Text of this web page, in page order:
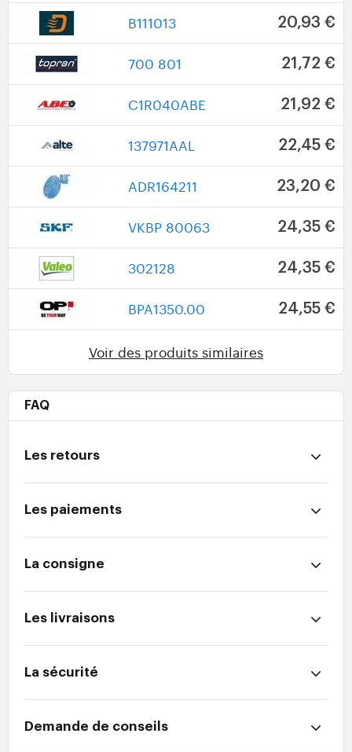
B111013 20,93 €
700 801 21,72 €
C1R040ABE 21,92 €
137971AAL 22,45 €
ADR164211 23,20 €
VKBP 80063 24,35 €
302128 24,35 €
BPA1350.00 24,55 €
Voir des produits similaires
FAQ
Les retours
Les paiements
La consigne
Les livraisons
La sécurité
Demande de conseils